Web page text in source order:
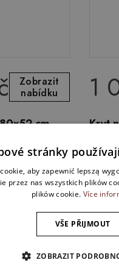
Zobrazit
nabídku
cm
1
Kryt
stránky
aby zapewnić lepszą
przez nas wszystkich plików
plików cookie. Více
VŠE PŘIJMOUT
ZOBRAZIT